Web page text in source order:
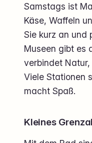
Samstags ist
Käse, Waffeln
Sie kurz an und
Museen gibt es
verbindet
Viele Stationen
macht Spaß.
Kleines